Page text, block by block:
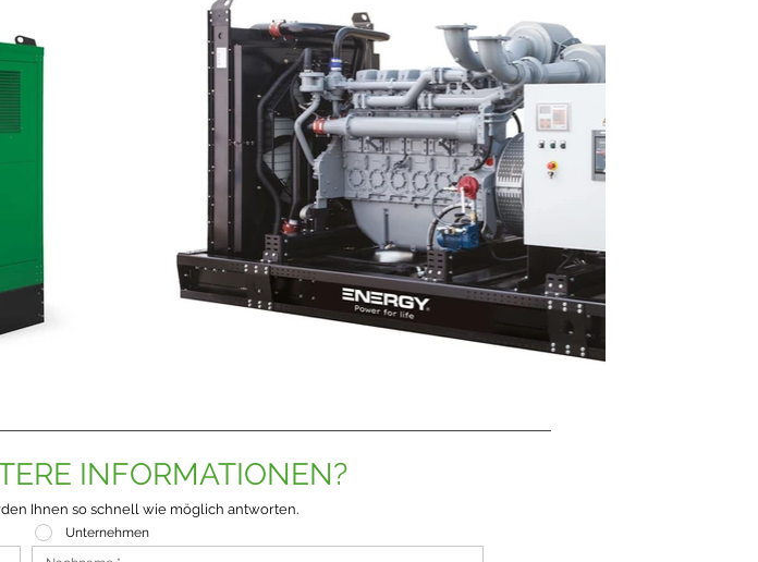
INFORMATIONEN?
Ihnen so schnell wie möglich antworten.
Unternehmen